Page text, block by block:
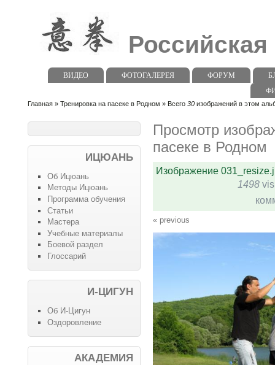
ВИДЕО ФОТОГАЛЕРЕЯ ФОРУМ
Главная » Тренировка на пасеке в Родном » Всего 30 изображений в этом
Просмотр
пасеке в Родном
Изображение
1498
« previous
ИЦЮАНЬ
Об Ицюань
Методы Ицюань
Программа обучения
Статьи
Мастера
Учебные материалы
Боевой раздел
Глоссарий
И-ЦИГУН
Об И-Цигун
Оздоровление
АКАДЕМИЯ